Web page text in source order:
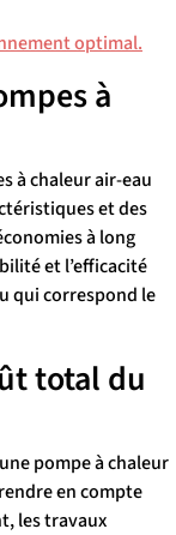
optimal.
à
à chaleur air-eau
et des
à long
et l’efficacité
qui correspond le
total du
pompe à chaleur
en compte
les travaux